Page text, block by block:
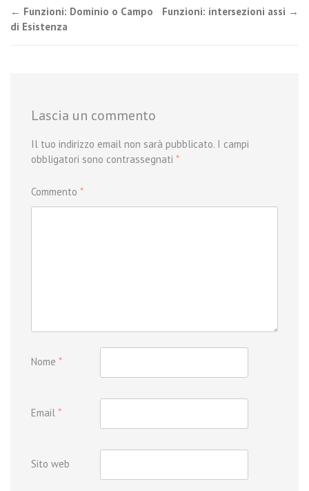
Post
navigation
← Funzioni: Dominio o Campo
di Esistenza
Funzioni: intersezioni assi →
Lascia un commento
Il tuo indirizzo email non sarà pubblicato. I campi
obbligatori sono contrassegnati *
Commento *
Nome *
Email *
Sito web